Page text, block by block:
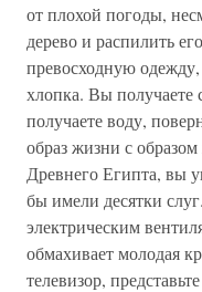
от плохой погоды,
дерево и распилить
превосходную одежду,
хлопка. Вы получаете
получаете воду,
образ жизни с
Древнего Египта, вы
бы имели десятки
электрическим
обмахивает молодая
телевизор,